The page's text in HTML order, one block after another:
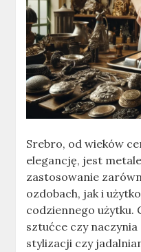
Srebro, od wieków
elegancję, jest
zastosowanie
ozdobach, jak i
codziennego użytku.
sztućce czy naczynia
stylizacji czy